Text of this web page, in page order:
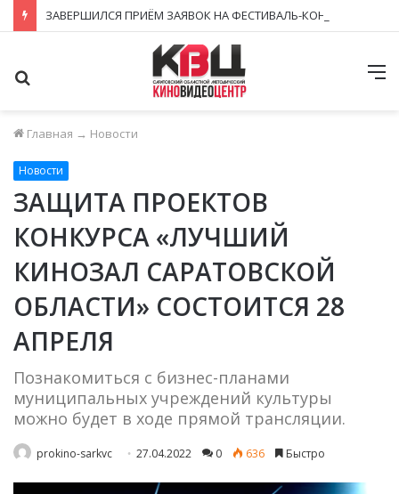
Главная → Новости
Новости
ЗАЩИТА ПРОЕКТОВ
КОНКУРСА «ЛУЧШИЙ
КИНОЗАЛ САРАТОВСКОЙ
ОБЛАСТИ» СОСТОИТСЯ 28
АПРЕЛЯ
Познакомиться с бизнес-планами
муниципальных учреждений культуры
можно будет в ходе прямой трансляции.
prokino-sarkvc 27.04.2022 0 636 Быстро